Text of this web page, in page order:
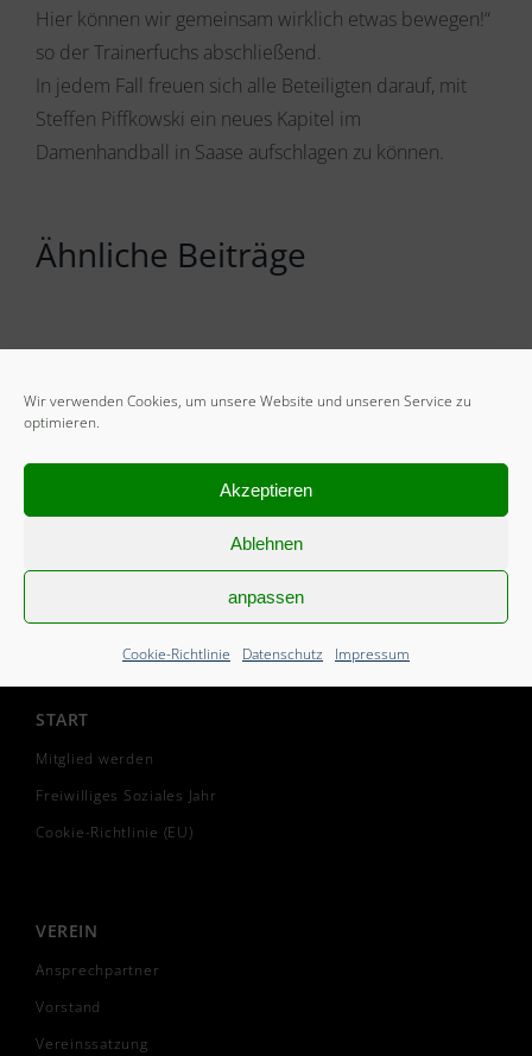
Wir verwenden Cookies, um unsere Website und unseren Service zu
optimieren.
Akzeptieren
Ablehnen
anpassen
Cookie-Richtlinie Datenschutz Impressum
Hier können wir gemeinsam wirklich etwas bewegen!“
so der Trainerfuchs abschließend.
In jedem Fall freuen sich alle Beteiligten darauf, mit
Steffen Piffkowski ein neues Kapitel im
Damenhandball in Saase aufschlagen zu können.
Ähnliche Beiträge
START
Mitglied werden
Freiwilliges Soziales Jahr
Cookie-Richtlinie (EU)
VEREIN
Ansprechpartner
Vorstand
Vereinssatzung